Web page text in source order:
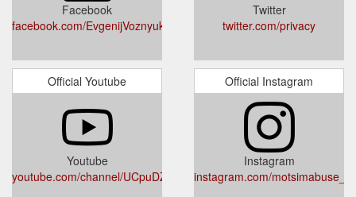
Facebook
facebook.com/EvgenijVoznyukMotsiMabuse/
Twitter
twitter.com/privacy
Official Youtube
Youtube
youtube.com/channel/UCpuDZRkNTp8pkXZ4TRiYuVg
Official Instagram
Instagram
instagram.com/